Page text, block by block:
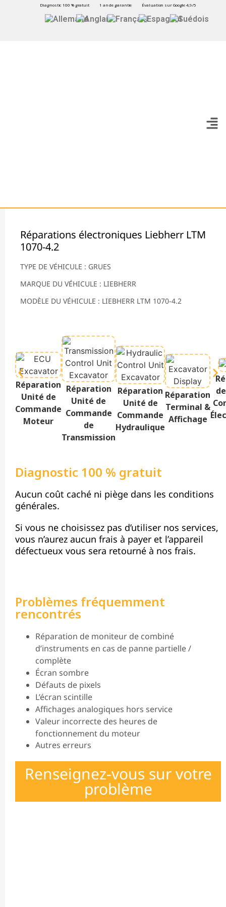
Diagnostic 100 % gratuit 1 an de garantie Évaluation sur Google 4,9/5
Réparations électroniques Liebherr LTM
1070-4.2
TYPE DE VÉHICULE : GRUES
MARQUE DU VÉHICULE : LIEBHERR
MODÈLE DU VÉHICULE : LIEBHERR LTM 1070-4.2
Réparation
Unité de
Commande
Moteur
Réparation
Unité de
Commande
de
Transmission
Réparation
Unité de
Commande
Hydraulique
Réparation
Terminal &
Affichage
Diagnostic 100 % gratuit
Aucun coût caché ni piège dans les conditions
générales.
Si vous ne choisissez pas d’utiliser nos services,
vous n’aurez aucun frais à payer et l’appareil
défectueux vous sera retourné à nos frais.
Problèmes fréquemment
rencontrés
Réparation de moniteur de combiné
d’instruments en cas de panne partielle /
complète
Écran sombre
Défauts de pixels
L’écran scintille
Affichages analogiques hors service
Valeur incorrecte des heures de
fonctionnement du moteur
Autres erreurs
Renseignez-vous sur votre
problème